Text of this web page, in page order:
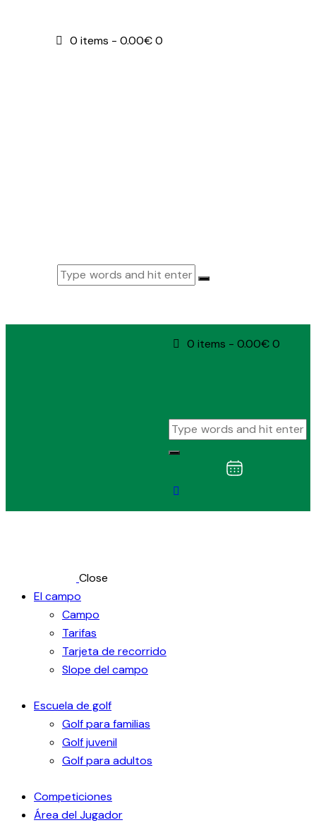
0 items -0.00€ 0
0 items -0.00€ 0
Close
El campo
Campo
Tarifas
Tarjeta de recorrido
Slope del campo
Escuela de golf
Golf para familias
Golf juvenil
Golf para adultos
Competiciones
Área del Jugador